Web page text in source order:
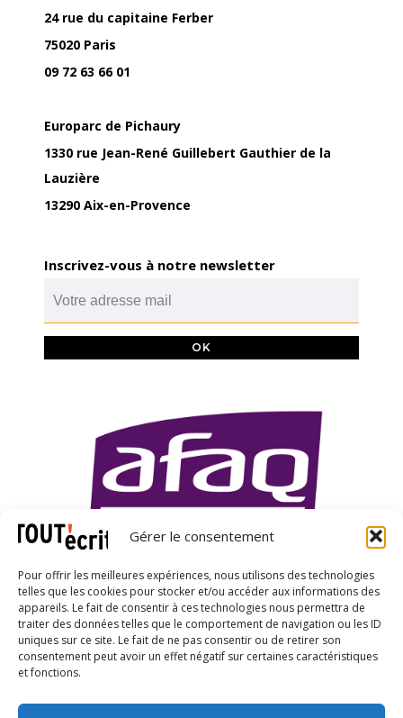
Gérer le consentement
Pour offrir les meilleures expériences, nous utilisons des technologies
telles que les cookies pour stocker et/ou accéder aux informations des
appareils. Le fait de consentir à ces technologies nous permettra de
traiter des données telles que le comportement de navigation ou les ID
uniques sur ce site. Le fait de ne pas consentir ou de retirer son
consentement peut avoir un effet négatif sur certaines caractéristiques
et fonctions.
24 rue du capitaine Ferber
75020 Paris
09 72 63 66 01
Europarc de Pichaury
1330 rue Jean-René Guillebert Gauthier de la
Lauzière
13290 Aix-en-Provence
Inscrivez-vous à notre newsletter
X LinkedIn YouTube